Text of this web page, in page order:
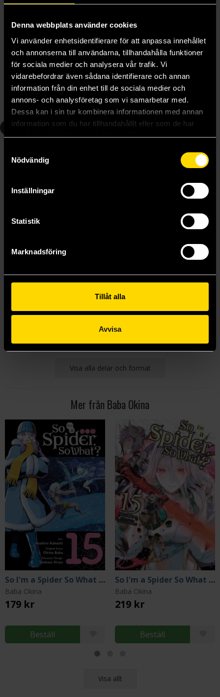
Denna webbplats använder cookies
Vi använder enhetsidentifierare för att anpassa innehållet
och annonserna till användarna, tillhandahålla funktioner
för sociala medier och analysera vår trafik. Vi
vidarebefordrar även sådana identifierare och annan
information från din enhet till de sociala medier och
annons- och analysföretag som vi samarbetar med.
Dessa kan i sin tur kombinera informationen med annan
information som du har tillhandahållit eller som de har
samlat in när du har använt deras tjänster.
Nödvändig
Inställningar
Statistik
Marknadsföring
Tillåt alla
Avvisa
So I'm a Spider So What Light Novel 3
Baba Okina
199 kr
Beställ
Baba Okina
199 kr
Längre leveranstid
Beställ
So I'm a Spider So What Light Novel 5
199 kr
6
Kiryu Tsukasa
Visa alla delar och format
Mer från Baba Okina
So I'm a Spider So What Vol 15
Baba Okina
179 kr
Beställ
So I'm a Spider So What Light Novel 15
Baba Okina
219 kr
Beställ
Visa allt